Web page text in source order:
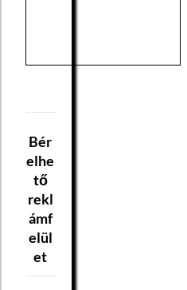
Bér
elhe
tő
rekl
ámf
elül
et